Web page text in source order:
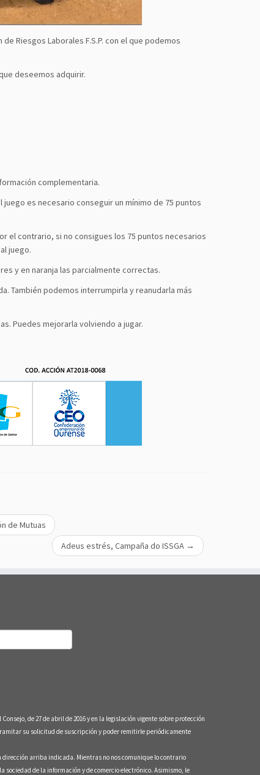
Riesgos Laborales F.S.P. con el que podemos
deseemos adquirir.
complementaria.
es necesario conseguir un mínimo de 75 puntos
el contrario, si no consigues los 75 puntos necesarios
juego.
y en naranja las parcialmente correctas.
También podemos interrumpirla y reanudarla más
Puedes mejorarla volviendo a jugar.
de Mutuas
Adeus estrés, Campaña do ISSGA →
de 27 de abril de 2016 y en la legislación vigente sobre protección
tramitar su solicitud de suscripción y poder remitirle periódicamente
arriba indicada. Mientras no nos comunique lo contrario
sociedad de la información y de comercio electrónico. Asimismo, le